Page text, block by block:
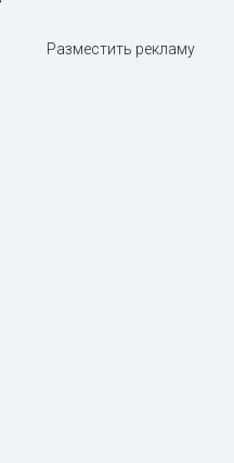
Разместить рекламу